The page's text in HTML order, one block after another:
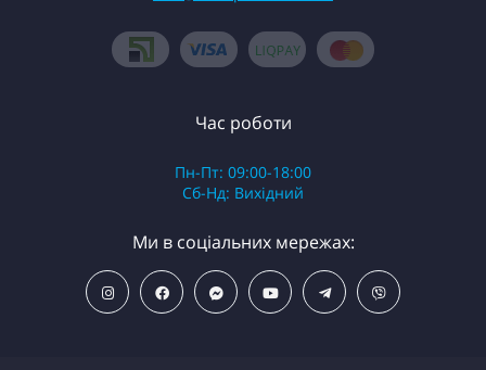
Час роботи
Пн-Пт: 09:00-18:00
Сб-Нд: Вихідний
Ми в соціальних мережах: